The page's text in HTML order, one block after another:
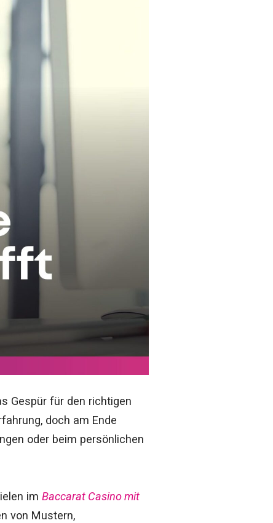
Gespür für den richtigen
doch am Ende
oder beim persönlichen
im Baccarat Casino mit
von Mustern,